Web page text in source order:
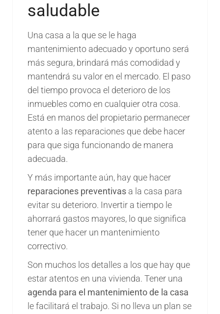
saludable
Una casa a la que se le haga
mantenimiento adecuado y oportuno será
más segura, brindará más comodidad y
mantendrá su valor en el mercado. El paso
del tiempo provoca el deterioro de los
inmuebles como en cualquier otra cosa.
Está en manos del propietario permanecer
atento a las reparaciones que debe hacer
para que siga funcionando de manera
adecuada.
Y más importante aún, hay que hacer
reparaciones preventivas a la casa para
evitar su deterioro. Invertir a tiempo le
ahorrará gastos mayores, lo que significa
tener que hacer un mantenimiento
correctivo.
Son muchos los detalles a los que hay que
estar atentos en una vivienda. Tener una
agenda para el mantenimiento de la casa
le facilitará el trabajo. Si no lleva un plan se